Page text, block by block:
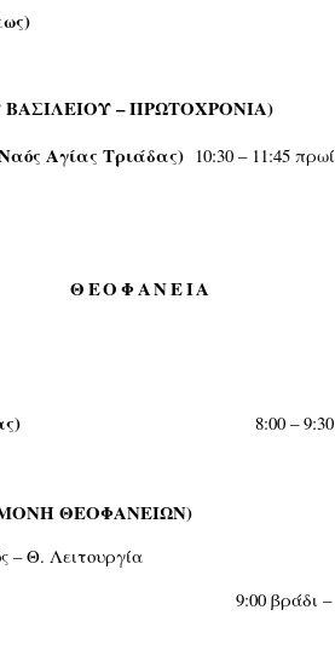
ΒΑΣΙΛΕΙΟΥ – ΠΡΩΤΟΧΡΟΝΙΑ)
Αγίας Τριάδας) 10:30 – 11:45 πρωί
ΘΕΟΦΑΝΕΙΑ
8:00 – 9:30
ΘΕΟΦΑΝΕΙΩΝ)
– Θ. Λειτουργία
9:00 βράδι –